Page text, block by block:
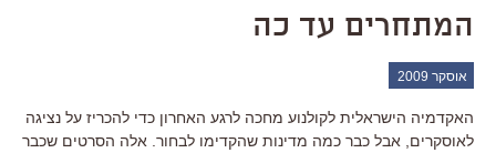
המתחרים עד כה
אוסקר 2009
האקדמיה הישראלית לקולנוע מחכה לרגע האחרון כדי להכריז על נציגה
לאוסקרים, אבל כבר כמה מדינות שהקדימו לבחור. אלה הסרטים שכבר